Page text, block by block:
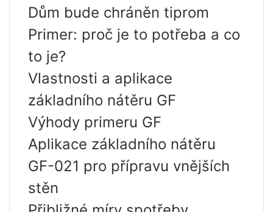
Dům bude chráněn tiprom
Primer: proč je to potřeba a co
to je?
Vlastnosti a aplikace
základního nátěru GF
Výhody primeru GF
Aplikace základního nátěru
GF-021 pro přípravu vnějších
stěn